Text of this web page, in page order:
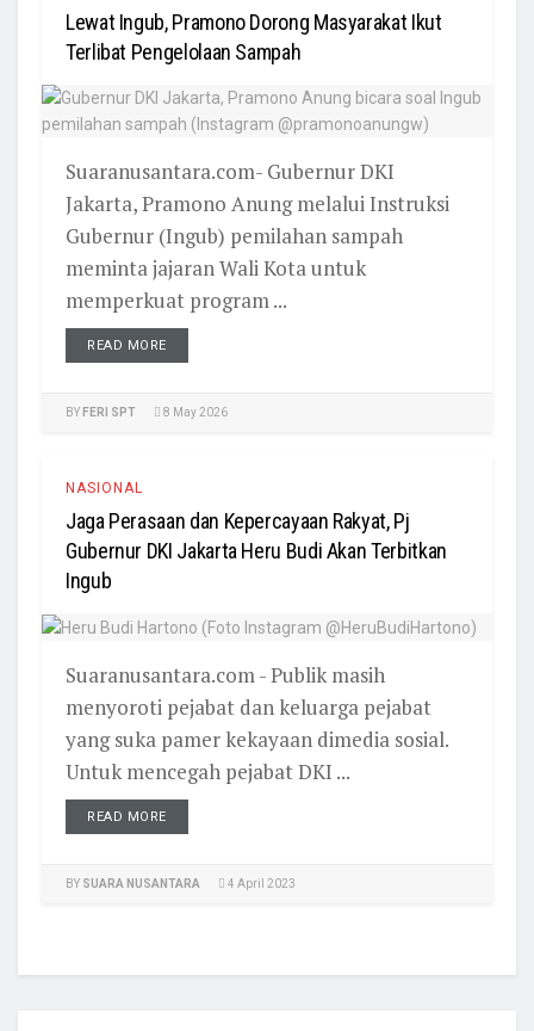
Lewat Ingub, Pramono Dorong Masyarakat Ikut
Terlibat Pengelolaan Sampah
Suaranusantara.com- Gubernur DKI
Jakarta, Pramono Anung melalui Instruksi
Gubernur (Ingub) pemilahan sampah
meminta jajaran Wali Kota untuk
memperkuat program ...
READ MORE
BY FERI SPT 8 May 2026
NASIONAL
Jaga Perasaan dan Kepercayaan Rakyat, Pj
Gubernur DKI Jakarta Heru Budi Akan Terbitkan
Ingub
Suaranusantara.com - Publik masih
menyoroti pejabat dan keluarga pejabat
yang suka pamer kekayaan dimedia sosial.
Untuk mencegah pejabat DKI ...
READ MORE
BY SUARA NUSANTARA 4 April 2023